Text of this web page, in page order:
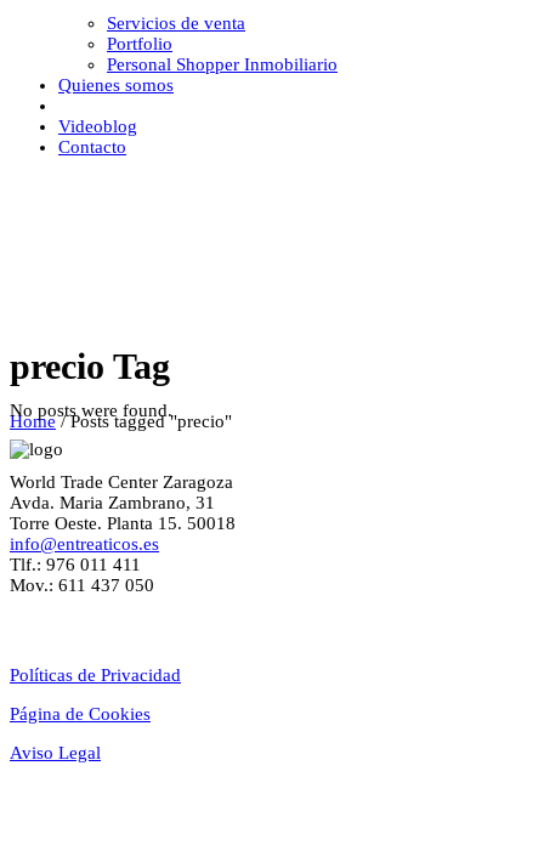
Servicios de venta
Portfolio
Personal Shopper Inmobiliario
Quienes somos
Videoblog
Contacto
precio Tag
Home/Posts tagged "precio"
No posts were found.
World Trade Center Zaragoza
Avda. Maria Zambrano, 31
Torre Oeste. Planta 15. 50018
info@entreaticos.es
Tlf.: 976 011 411
Mov.: 611 437 050
Políticas de Privacidad
Página de Cookies
Aviso Legal